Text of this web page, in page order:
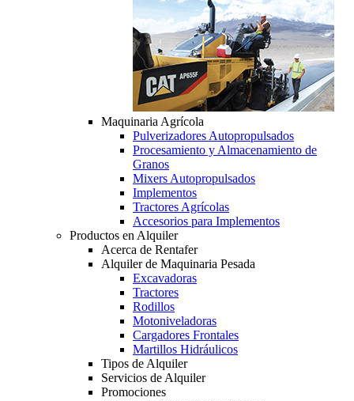
Maquinaria Agrícola
Pulverizadores Autopropulsados
Procesamiento y Almacenamiento de
Granos
Mixers Autopropulsados
Implementos
Tractores Agrícolas
Accesorios para Implementos
Productos en Alquiler
Acerca de Rentafer
Alquiler de Maquinaria Pesada
Excavadoras
Tractores
Rodillos
Motoniveladoras
Cargadores Frontales
Martillos Hidráulicos
Tipos de Alquiler
Servicios de Alquiler
Promociones